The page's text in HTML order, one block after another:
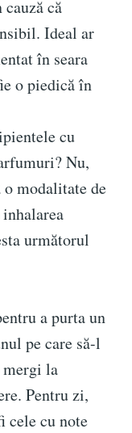
că
Ideal ar
în seara
o piedică în
cu
Nu,
o modalitate de
următorul
a purta un
pe care să-l
la
Pentru zi,
cu note